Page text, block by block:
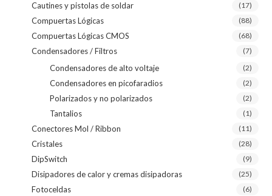
Cautines y pistolas de soldar (17)
Compuertas Lógicas (88)
Compuertas Lógicas CMOS (68)
Condensadores / Filtros (7)
Condensadores de alto voltaje (2)
Condensadores en picofaradios (2)
Polarizados y no polarizados (2)
Tantalios (1)
Conectores Mol / Ribbon (11)
Cristales (28)
DipSwitch (9)
Disipadores de calor y cremas disipadoras (25)
Fotoceldas (6)